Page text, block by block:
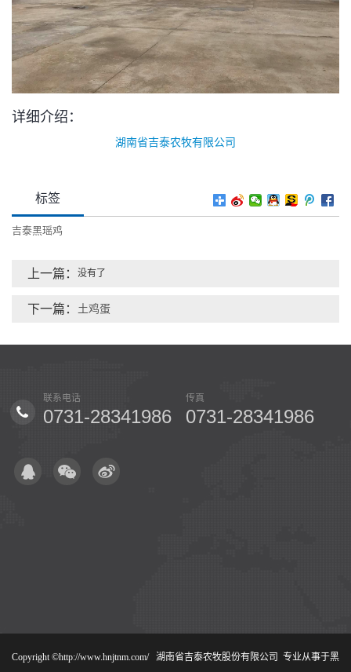
详细介绍：
湖南省吉泰农牧有限公司
标签
吉泰黑瑶鸡
上一篇： 没有了
下一篇： 土鸡蛋
联系电话
0731-28341986
传真
0731-28341986
Copyright ©http://www.hnjtnm.com/ 湖南省吉泰农牧股份有限公司 专业从事于黑